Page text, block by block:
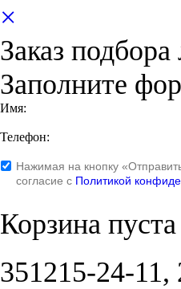
×
Заказ
Заполните
Имя:
Телефон:
Нажимая на кнопку
согласие с Политикой
Корзина пуста
351215-24-11,